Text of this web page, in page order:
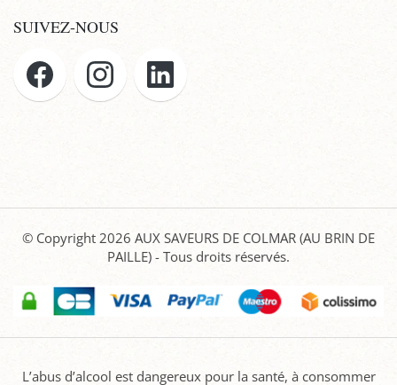
SUIVEZ-NOUS
© Copyright 2026 AUX SAVEURS DE COLMAR (AU BRIN DE
PAILLE) - Tous droits réservés.
L’abus d’alcool est dangereux pour la santé, à consommer